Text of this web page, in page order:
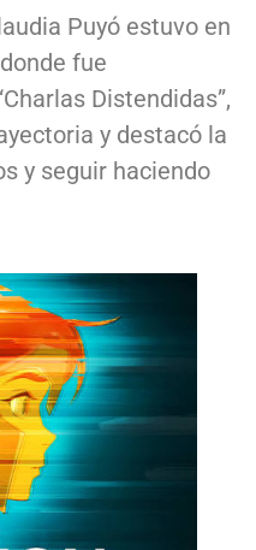
Puyó estuvo en
fue
Distendidas”,
y destacó la
y seguir haciendo